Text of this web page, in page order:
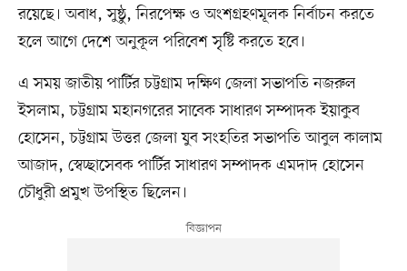
রয়েছে। অবাধ, সুষ্ঠু, নিরপেক্ষ ও অংশগ্রহণমূলক নির্বাচন করতে
হলে আগে দেশে অনুকূল পরিবেশ সৃষ্টি করতে হবে।
এ সময় জাতীয় পার্টির চট্টগ্রাম দক্ষিণ জেলা সভাপতি নজরুল
ইসলাম, চট্টগ্রাম মহানগরের সাবেক সাধারণ সম্পাদক ইয়াকুব
হোসেন, চট্টগ্রাম উত্তর জেলা যুব সংহতির সভাপতি আবুল কালাম
আজাদ, স্বেচ্ছাসেবক পার্টির সাধারণ সম্পাদক এমদাদ হোসেন
চৌধুরী প্রমুখ উপস্থিত ছিলেন।